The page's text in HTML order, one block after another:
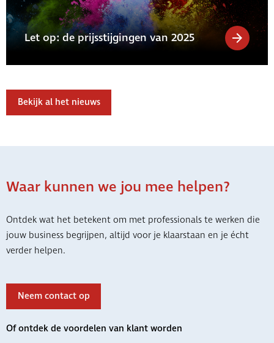
Let op: de prijsstijgingen van 2025
Bekijk al het nieuws
Waar kunnen we jou mee helpen?
Ontdek wat het betekent om met professionals te werken die
jouw business begrijpen, altijd voor je klaarstaan en je écht
verder helpen.
Neem contact op
Of ontdek de voordelen van klant worden